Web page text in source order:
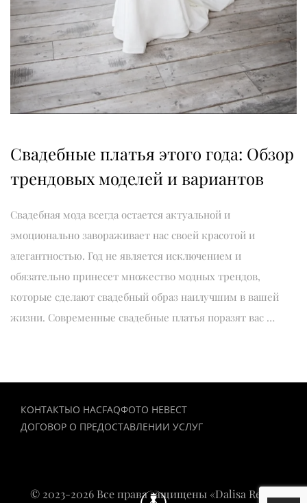
Свадебные платья этого года: Обзор
трендовых моделей и вариантов
Свадебная мода всегда остается актуальной и
эмоционально завораживает нас своей красотой и
элегантностью. Год не является исключением и
обязательно принесет множество модных трендов,
которые сделают свадебный образ наилучшим в вашей
жизни. Современные свадебные платья поразят вас …
КОНТАКТЫО НАСFAQФОТО НЕВЕСТ
ДОГОВОР О ПРЕДОСТАВЛЕНИИ УСЛУГ
© 2023-2026 Все права защищены «Dalisa Rent»